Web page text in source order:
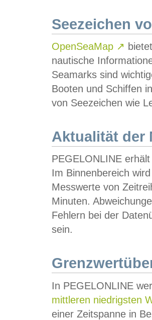
Seezeichen
OpenSeaMap ↗
nautische
Seamarks sind
Booten und Schiffen
von Seezeichen wie
Aktualität der
PEGELONLINE
Im Binnenbereich
Messwerte von
Minuten.
Fehlern bei der
sein.
In PEGELONLINE
mittleren niedrigsten
einer Zeitspanne in